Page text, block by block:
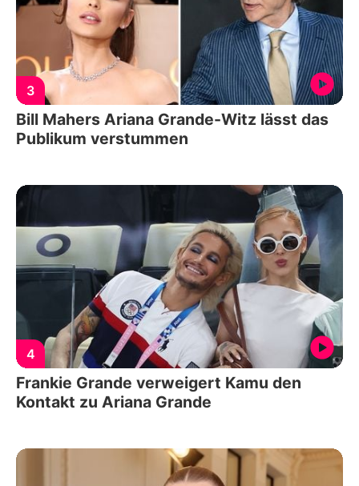
3
Bill Mahers Ariana Grande-Witz lässt das
Publikum verstummen
4
Frankie Grande verweigert Kamu den
Kontakt zu Ariana Grande